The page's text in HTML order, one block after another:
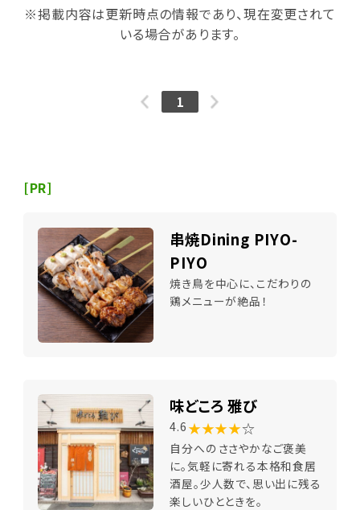
※掲載内容は更新時点の情報であり、現在変更されて
いる場合があります。
1
[PR]
串焼Dining PIYO-
PIYO
焼き鳥を中心に、こだわりの
鶏メニューが絶品！
味どころ 雅び
4.6 ★★★★☆
自分へのささやかなご褒美
に。気軽に寄れる本格和食居
酒屋。少人数で、思い出に残る
楽しいひとときを。